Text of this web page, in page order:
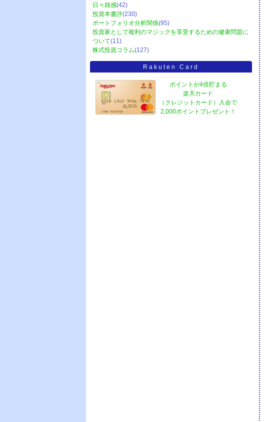
日々雑感(42)
投資本書評(230)
ポートフォリオ分析関係(95)
投資家として複利のマジックを享受するための健康問題に
ついて(11)
株式投資コラム(127)
Rakuten Card
ポイントが4倍貯まる
楽天カード
（クレジットカード）入会で
2,000ポイントプレゼント！